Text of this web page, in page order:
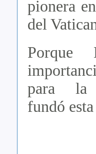
pionera
del
para la
fundó